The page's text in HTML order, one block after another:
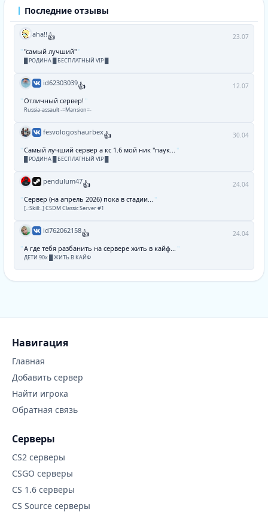
Последние отзывы
aha!!👍 23.07
"самый лучший"
█ РОДИНА █ БЕСПЛАТНЫЙ VIP █
id62303039👍 12.07
Отличный сервер!
Russia-assault -=Mansion=-
fesvologoshaurbex👍 30.04
Самый лучший сервер а кс 1.6 мой ник "паук...
█ РОДИНА █ БЕСПЛАТНЫЙ VIP █
pendulum47👍 24.04
Сервер (на апрель 2026) пока в стадии...
[..:Skill:..] CSDM Classic Server #1
id762062158👍 24.04
А где тебя разбанить на сервере жить в кайф...
ДЕТИ 90х █ ЖИТЬ В КАЙФ
Навигация
Главная
Добавить сервер
Найти игрока
Обратная связь
Серверы
CS2 серверы
CSGO серверы
CS 1.6 серверы
CS Source серверы